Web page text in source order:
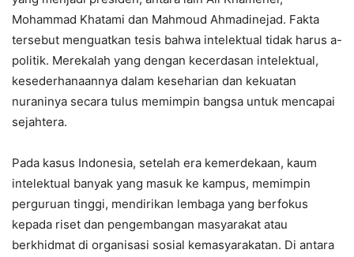
Mohammad Khatami dan Mahmoud Ahmadinejad. Fakta
tersebut menguatkan tesis bahwa intelektual tidak harus a-
politik. Merekalah yang dengan kecerdasan intelektual,
kesederhanaannya dalam keseharian dan kekuatan
nuraninya secara tulus memimpin bangsa untuk mencapai
sejahtera.
Pada kasus Indonesia, setelah era kemerdekaan, kaum
intelektual banyak yang masuk ke kampus, memimpin
perguruan tinggi, mendirikan lembaga yang berfokus
kepada riset dan pengembangan masyarakat atau
berkhidmat di organisasi sosial kemasyarakatan. Di antara